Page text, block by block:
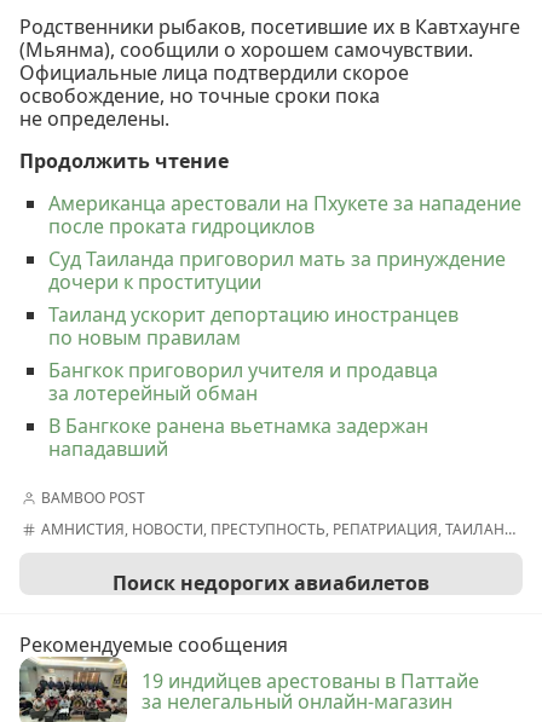
Родственники рыбаков, посетившие их в Кавтхаунге
(Мьянма), сообщили о хорошем самочувствии.
Официальные лица подтвердили скорое
освобождение, но точные сроки пока
не определены.
Продолжить чтение
Американца арестовали на Пхукете за нападение
после проката гидроциклов
Суд Таиланда приговорил мать за принуждение
дочери к проституции
Таиланд ускорит депортацию иностранцев
по новым правилам
Бангкок приговорил учителя и продавца
за лотерейный обман
В Бангкоке ранена вьетнамка задержан
нападавший
BAMBOO POST
АМНИСТИЯ, НОВОСТИ, ПРЕСТУПНОСТЬ, РЕПАТРИАЦИЯ,ТАИЛАНД ,
Поиск недорогих авиабилетов
Рекомендуемые сообщения
19 индийцев арестованы в Паттайе
за нелегальный онлайн-магазин